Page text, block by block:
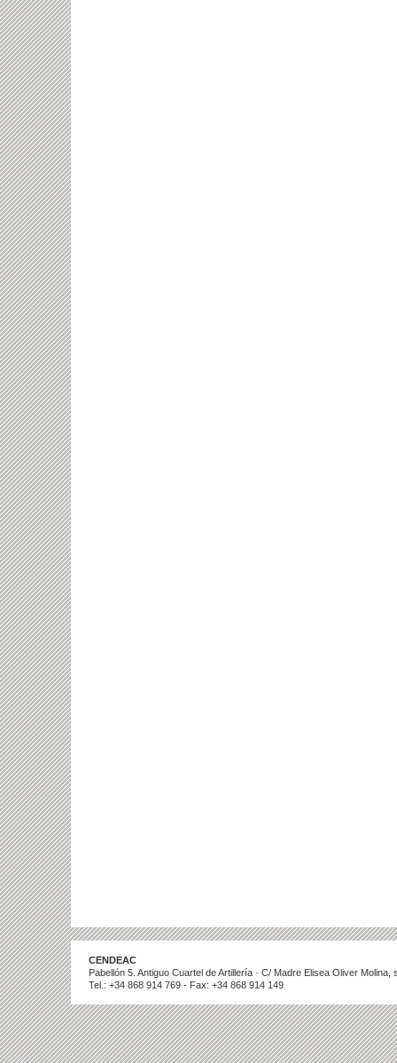
CENDEAC
Pabellón 5. Antiguo Cuartel de Artillería · C/ Madre Elisea Oliver
Tel.: +34 868 914 769 - Fax: +34 868 914 149